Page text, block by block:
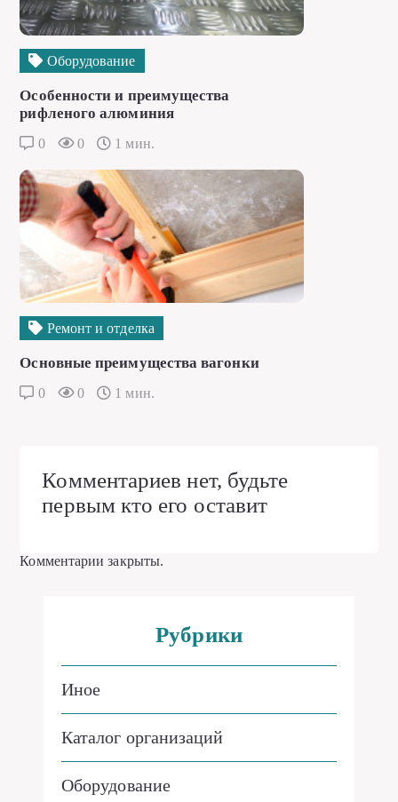
Оборудование
Особенности и преимущества
рифленого алюминия
0 0 1 мин.
Ремонт и отделка
Основные преимущества вагонки
0 0 1 мин.
Комментариев нет, будьте
первым кто его оставит
Комментарии закрыты.
Рубрики
Иное
Каталог организаций
Оборудование